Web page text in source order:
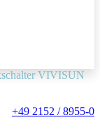
VIVISUN
+49 2152 / 8955-0